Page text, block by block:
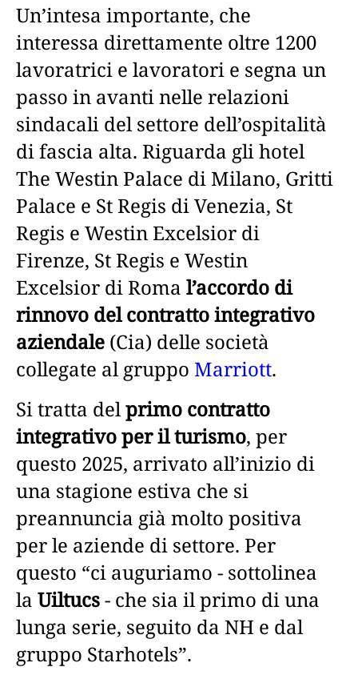
Un’intesa importante, che
interessa direttamente oltre 1200
lavoratrici e lavoratori e segna un
passo in avanti nelle relazioni
sindacali del settore dell’ospitalità
di fascia alta. Riguarda gli hotel
The Westin Palace di Milano, Gritti
Palace e St Regis di Venezia, St
Regis e Westin Excelsior di
Firenze, St Regis e Westin
Excelsior di Roma l’accordo di
rinnovo del contratto integrativo
aziendale (Cia) delle società
collegate al gruppo Marriott.
Si tratta delprimo contratto
integrativo per il turismo, per
questo 2025, arrivato all’inizio di
una stagione estiva che si
preannuncia già molto positiva
per le aziende di settore. Per
questo “ci auguriamo - sottolinea
la Uiltucs- che sia il primo di una
lunga serie, seguito da NH e dal
gruppo Starhotels”.